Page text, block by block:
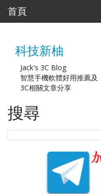
首頁
科技新柚
Jack's 3C Blog
智慧手機軟體好用推薦及
3C相關文章分享
搜尋